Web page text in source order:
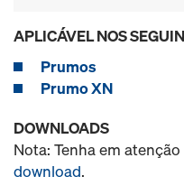
APLICÁVEL NOS
Prumos
Prumo XN
DOWNLOADS
Nota: Tenha em
download.